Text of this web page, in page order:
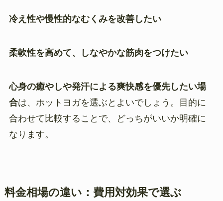
冷え性や慢性的なむくみを改善したい
柔軟性を高めて、しなやかな筋肉をつけたい
心身の癒やしや発汗による爽快感を優先したい場
合は、ホットヨガを選ぶとよいでしょう。目的に
合わせて比較することで、どっちがいいか明確に
なります。
料金相場の違い：費用対効果で選ぶ